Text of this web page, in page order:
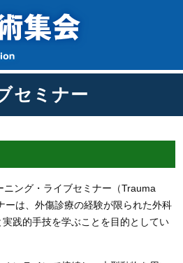
セミナー
ング・ライブセミナー（Trauma
は、外傷診療の経験が限られた外科
践的手技を学ぶことを目的としてい